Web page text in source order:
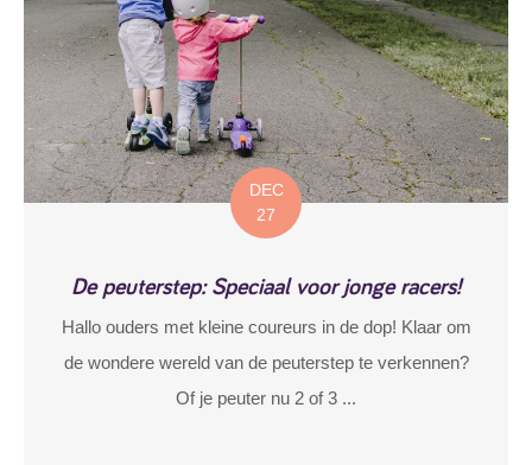
DEC
27
De peuterstep: Speciaal voor jonge racers!
Hallo ouders met kleine coureurs in de dop! Klaar om
de wondere wereld van de peuterstep te verkennen?
Of je peuter nu 2 of 3 ...